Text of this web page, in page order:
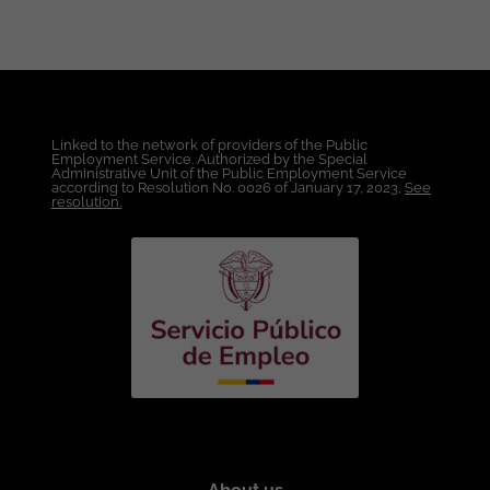
Administración de: SQL Server Agent.
Jobs, alerts y operadoresPowerShell
para automatización. Herramientas de
Events, SentryOne, etc.). Experiencia con
redes y almacenamiento. Experiencia en
administración de MongoDB. Habilidades
blandas: Capacidad de análisis y
resolución de problemas. Comunicación
clara con equipos técnicos y no técnicos.
Manejo de incidentes. Organización y
Linked to the network of providers of the Public
Employment Service. Authorized by the Special
Administrative Unit of the Public Employment Service
according to Resolution No. 0026 of January 17, 2023, See
resolution.